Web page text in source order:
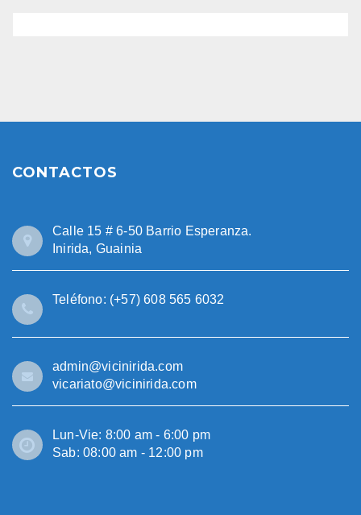
CONTACTOS
Calle 15 # 6-50 Barrio Esperanza.
Inirida, Guainia
Teléfono: (+57) 608 565 6032
admin@vicinirida.com
vicariato@vicinirida.com
Lun-Vie: 8:00 am - 6:00 pm
Sab: 08:00 am - 12:00 pm